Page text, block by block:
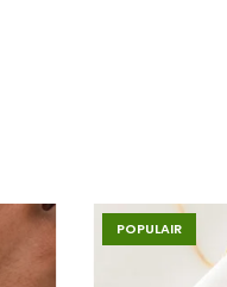
POPULAIR